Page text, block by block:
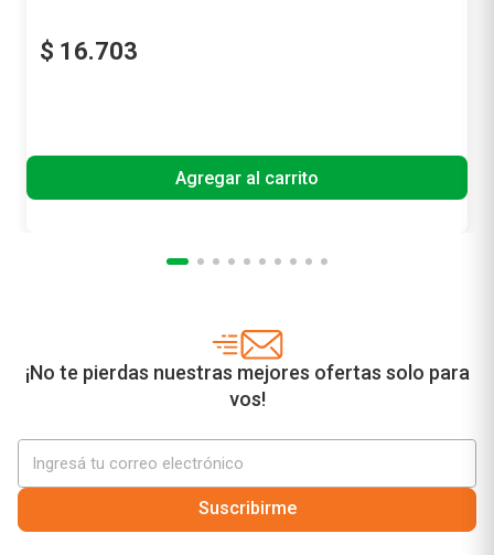
$ 16.703
Agregar al carrito
¡No te pierdas nuestras mejores ofertas solo para
vos!
Suscribirme